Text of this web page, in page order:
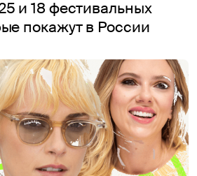
и 18 фестивальных
покажут в России